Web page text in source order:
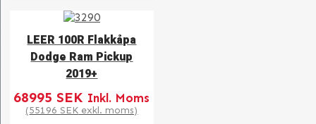
LEER 100R Flakkåpa
Dodge Ram Pickup
2019+
68995 SEK Inkl. Moms
(55196 SEK exkl. moms)